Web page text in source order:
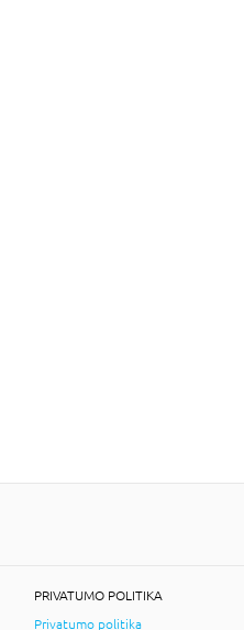
PRIVATUMO POLITIKA
Privatumo politika